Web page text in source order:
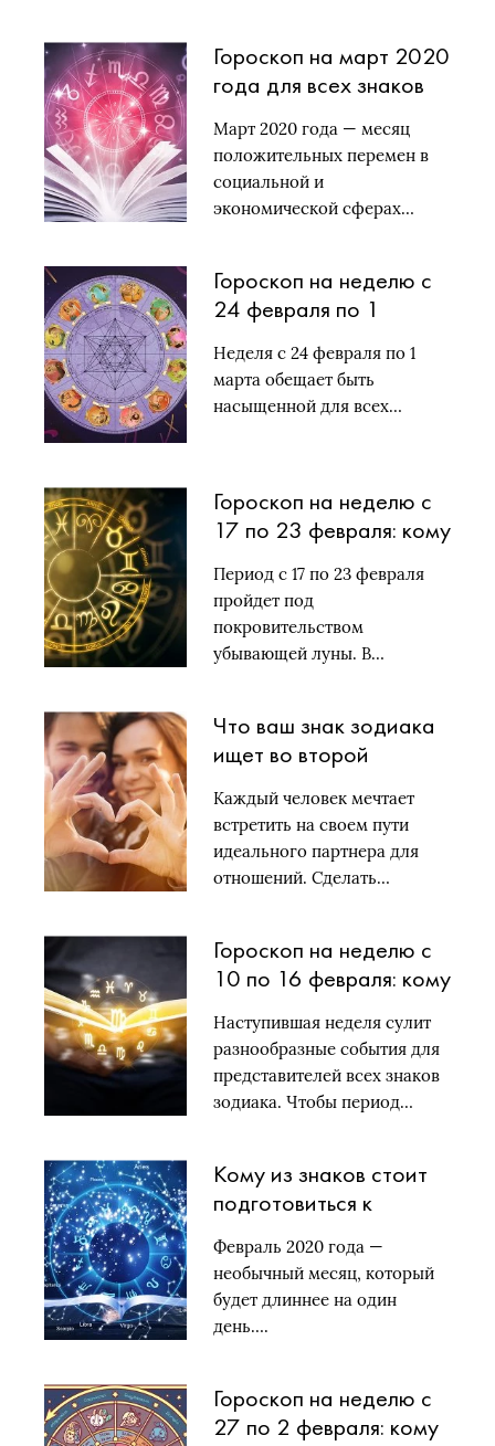
Гороскоп на март 2020
года для всех знаков
Март 2020 года — месяц
положительных перемен в
социальной и
экономической сферах…
Гороскоп на неделю с
24 февраля по 1
марта: кто будет в
фаворе у звезд?
Неделя с 24 февраля по 1
марта обещает быть
насыщенной для всех…
Гороскоп на неделю с
17 по 23 февраля: кому
осторожнее?
Период с 17 по 23 февраля
пройдет под
покровительством
убывающей луны. В…
Что ваш знак зодиака
ищет во второй
Каждый человек мечтает
встретить на своем пути
идеального партнера для
отношений. Сделать…
Гороскоп на неделю с
10 по 16 февраля: кому
Наступившая неделя сулит
разнообразные события для
представителей всех знаков
зодиака. Чтобы период…
Кому из знаков стоит
подготовиться к
худшему: гороскоп на
февраль 2020 года
Февраль 2020 года —
необычный месяц, который
будет длиннее на один
день….
Гороскоп на неделю с
27 по 2 февраля: кому